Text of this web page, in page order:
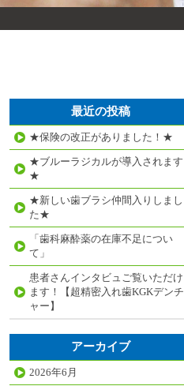
最近の投稿
★保険の改正がありました！★
★ブルーラジカルが導入されます
★
★新しい歯ブラシ仲間入りしまし
た★
「歯科麻酔薬の在庫不足につい
て」
患者さんインタビュご覧いただけ
ます！【超精密入れ歯KGKデンチ
ャー】
アーカイブ
2026年6月